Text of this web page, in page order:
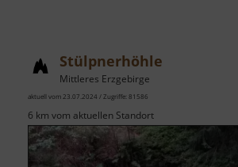
Stülpnerhöhle
Mittleres Erzgebirge
aktuell vom 23.07.2024 / Zugriffe: 81586
6 km vom aktuellen Standort